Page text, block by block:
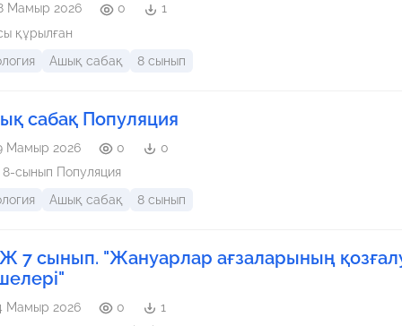
Мамыр 2026 0
1
құрылған
Ашық сабақ 8 сынып
сабақ Популяция
Мамыр 2026 0
0
сынып Популяция
Ашық сабақ 8 сынып
7 сынып. "Жануарлар ағзаларының
Мамыр 2026 0
1